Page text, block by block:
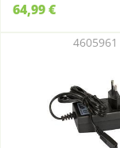
64,99 €
4605961